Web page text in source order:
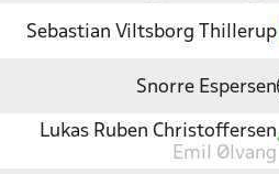
Sebastian Viltsborg Thillerup
Snorre Espersen
Lukas Ruben Christoffersen
Emil Ølvang